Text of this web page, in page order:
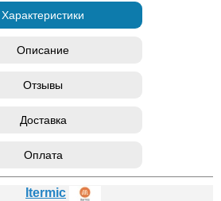
Характеристики
Описание
Отзывы
Доставка
Оплата
Itermic